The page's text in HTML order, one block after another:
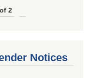
2
Notices